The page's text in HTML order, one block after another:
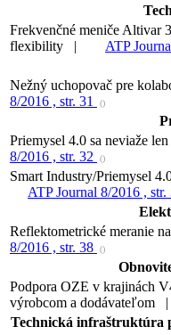
Frekvenčné meniče Altivar
flexibility |
ATP
Nežný uchopovač pre
8/2016 , str. 31
()
Priemysel 4.0 sa neviaže
8/2016 , str. 32
()
Smart Industry/Priemysel
ATP Journal 8/2016 , str.
Reflektometrické meranie
8/2016 , str. 38
()
Podpora OZE v krajinách
výrobcom a dodávateľom |
Technická infraštruktúra